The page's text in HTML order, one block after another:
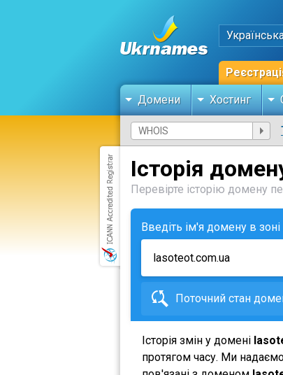
Домени Хостинг
Історія
Перевірте історію домену
Введіть ім'я домену в
Поточний стан
Історія змін у домені
протягом часу. Ми